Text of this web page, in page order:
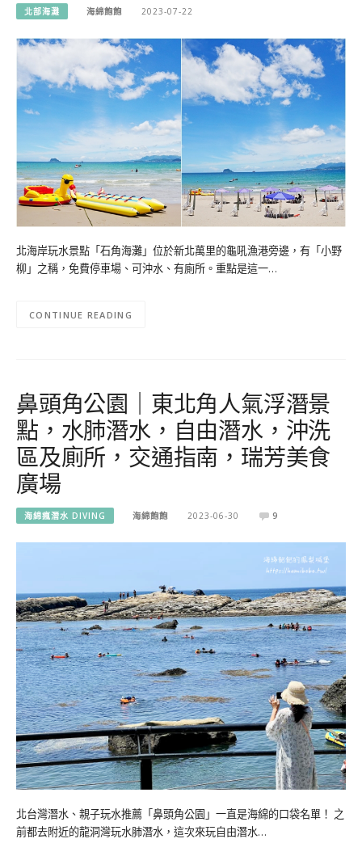
北部海灘 海綿飽飽 2023-07-22
北海岸玩水景點「石角海灘」位於新北萬里的龜吼漁港旁邊，有「小野
柳」之稱，免費停車場、可沖水、有廁所。重點是這一…
CONTINUE READING
鼻頭角公園｜東北角人氣浮潛景
點，水肺潛水，自由潛水，沖洗
區及廁所，交通指南，瑞芳美食
廣場
海綿瘋潛水 DIVING 海綿飽飽 2023-06-30 9
北台灣潛水、親子玩水推薦「鼻頭角公園」一直是海綿的口袋名單！ 之
前都去附近的龍洞灣玩水肺潛水，這次來玩自由潛水…